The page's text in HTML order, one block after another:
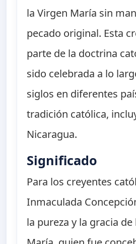
la Virgen María sin
pecado original. Esta
parte de la doctrina
sido celebrada a lo
siglos en diferentes
tradición católica,
Nicaragua.
Significado
Para los creyentes
Inmaculada
la pureza y la gracia de